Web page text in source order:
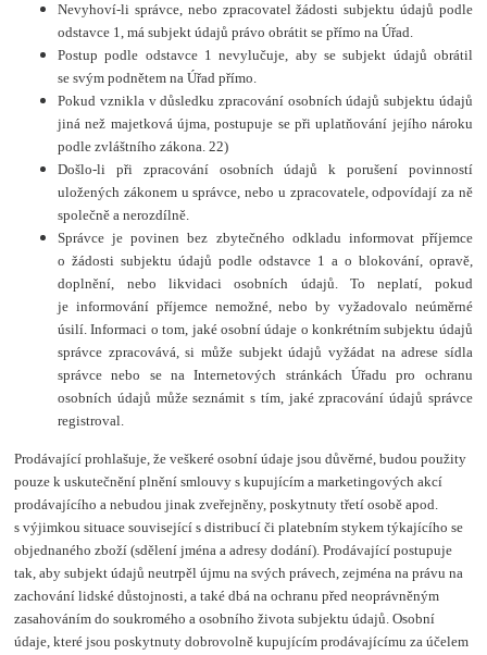
Nevyhoví-li správce, nebo zpracovatel žádosti subjektu údajů podle
odstavce 1, má subjekt údajů právo obrátit se přímo na Úřad.
Postup podle odstavce 1 nevylučuje, aby se subjekt údajů obrátil
se svým podnětem na Úřad přímo.
Pokud vznikla v důsledku zpracování osobních údajů subjektu údajů
jiná než majetková újma, postupuje se při uplatňování jejího nároku
podle zvláštního zákona. 22)
Došlo-li při zpracování osobních údajů k porušení povinností
uložených zákonem u správce, nebo u zpracovatele, odpovídají za ně
společně a nerozdílně.
Správce je povinen bez zbytečného odkladu informovat příjemce
o žádosti subjektu údajů podle odstavce 1 a o blokování, opravě,
doplnění, nebo likvidaci osobních údajů. To neplatí, pokud
je informování příjemce nemožné, nebo by vyžadovalo neúměrné
úsilí. Informaci o tom, jaké osobní údaje o konkrétním subjektu údajů
správce zpracovává, si může subjekt údajů vyžádat na adrese sídla
správce nebo se na Internetových stránkách Úřadu pro ochranu
osobních údajů může seznámit s tím, jaké zpracování údajů správce
registroval.
Prodávající prohlašuje, že veškeré osobní údaje jsou důvěrné, budou použity
pouze k uskutečnění plnění smlouvy s kupujícím a marketingových akcí
prodávajícího a nebudou jinak zveřejněny, poskytnuty třetí osobě apod.
s výjimkou situace související s distribucí či platebním stykem týkajícího se
objednaného zboží (sdělení jména a adresy dodání). Prodávající postupuje
tak, aby subjekt údajů neutrpěl újmu na svých právech, zejména na právu na
zachování lidské důstojnosti, a také dbá na ochranu před neoprávněným
zasahováním do soukromého a osobního života subjektu údajů. Osobní
údaje, které jsou poskytnuty dobrovolně kupujícím prodávajícímu za účelem